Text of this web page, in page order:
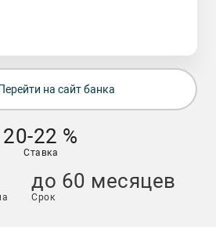
Перейти на сайт банка
20-22 %
Ставка
до 60 месяцев
Срок